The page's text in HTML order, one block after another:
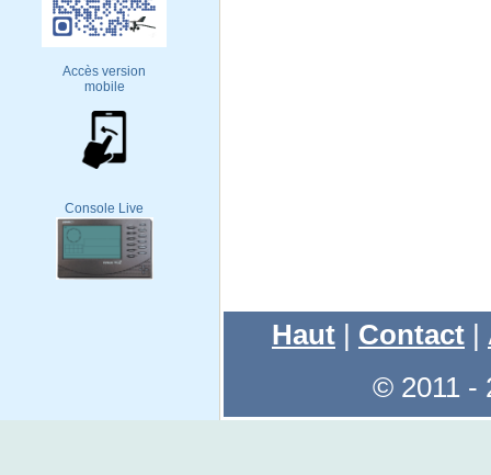
Accès version
mobile
Console Live
Haut | Contact |
© 2011 -